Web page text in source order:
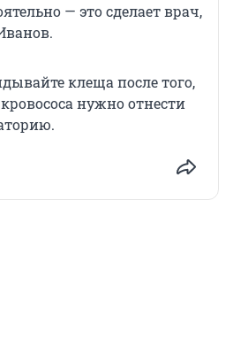
— это сделает врач,
клеща после того,
нужно отнести